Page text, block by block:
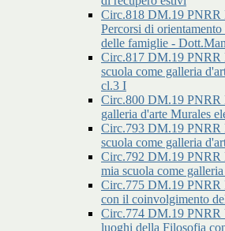
Circ.818 DM.19
Percorsi di
delle famiglie -
Circ.817 DM.19
scuola come galleria
cl.3 I
Circ.800 DM.19 PNRR
galleria d'arte Murales
Circ.793 DM.19
scuola come galleria
Circ.792 DM.19
mia scuola come
Circ.775 DM.19 PNRR
con il coinvolgimento
Circ.774 DM.19
luoghi della Filosofia